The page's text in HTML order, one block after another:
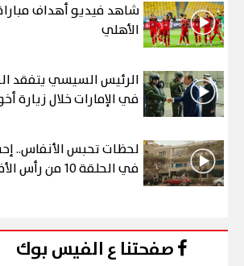
الأهلي
الرئيس السيسي يتفقد
في الإمارات خلال زيارة
لحظات تحبس الأنفاس..
في الحلقة 10 من رأس الأفعى
صفحتنا ع الفيس بوك